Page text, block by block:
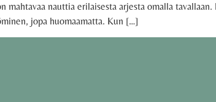
mahtavaa nauttia erilaisesta arjesta omalla
jopa huomaamatta. Kun […]